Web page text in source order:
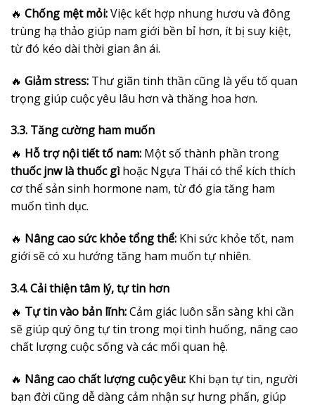
🔥 Chống mệt mỏi:Việc kết hợp nhung hươu và đông
trùng hạ thảo giúp nam giới bền bỉ hơn, ít bị suy kiệt,
từ đó kéo dài thời gian ân ái.
🔥 Giảm stress: Thư giãn tinh thần cũng là yếu tố quan
trọng giúp cuộc yêu lâu hơn và thăng hoa hơn.
3.3. Tăng cường ham muốn
🔥 Hỗ trợ nội tiết tố nam: Một số thành phần trong
thuốc jnw là thuốc gìhoặc Ngựa Thái có thể kích thích
cơ thể sản sinh hormone nam, từ đó gia tăng ham
muốn tình dục.
🔥 Nâng cao sức khỏe tổng thể: Khi sức khỏe tốt, nam
giới sẽ có xu hướng tăng ham muốn tự nhiên.
3.4. Cải thiện tâm lý, tự tin hơn
🔥 Tự tin vào bản lĩnh:Cảm giác luôn sẵn sàng khi cần
sẽ giúp quý ông tự tin trong mọi tình huống, nâng cao
chất lượng cuộc sống và các mối quan hệ.
🔥 Nâng cao chất lượng cuộc yêu: Khi bạn tự tin, người
bạn đời cũng dễ dàng cảm nhận sự hưng phấn, giúp